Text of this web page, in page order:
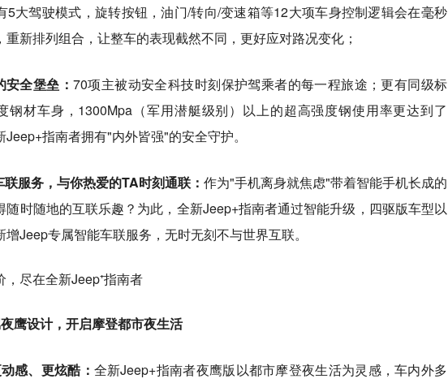
5大驾驶模式，旋转按钮，油门/转向/变速箱等12大项车身控制逻辑会在毫秒
重新排列组合，让整车的表现截然不同，更好应对路况变化；
安全堡垒：70项主被动安全科技时刻保护驾乘者的每一程旅途；更有同级标
钢材车身，1300Mpa（军用潜艇级别）以上的超高强度钢使用率更达到了
指南者拥有"内外皆强"的安全守护。
服务，与你热爱的TA时刻通联： 作为"手机离身就焦虑"带着智能手机长成的
随时随地的互联乐趣？为此，全新Jeep+指南者通过智能升级，四驱版车型以
增Jeep专属智能车联服务，无时无刻不与世界互联。
鹰设计，开启摩登都市夜生活
感、更炫酷： 全新Jeep+指南者夜鹰版以都市摩登夜生活为灵感，车内外多